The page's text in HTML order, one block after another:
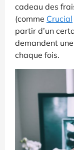
cadeau des
(comme Crucial
partir d’un
demandent
chaque fois.